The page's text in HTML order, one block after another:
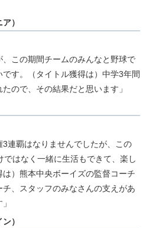
）
、この期間チームのみんなと野球で
す。（タイトル獲得は）中学3年間
ので、その結果だと思います」
3連覇はなりませんでしたが、この
はなく一緒に生活もできて、楽し
）熊本中央ボーイズの監督コーチ
、スタッフのみなさんの支えがあ
）